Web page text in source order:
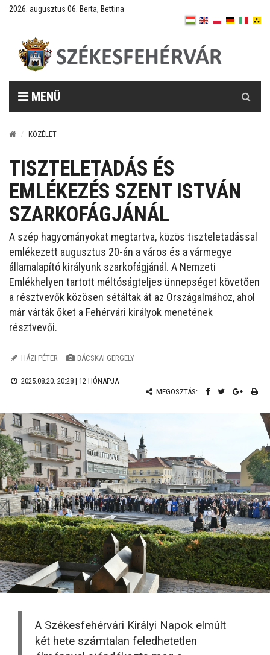
2026. augusztus 06. Berta, Bettina
MENÜ
KÖZÉLET
TISZTELETADÁS ÉS
EMLÉKEZÉS SZENT ISTVÁN
SZARKOFÁGJÁNÁL
A szép hagyományokat megtartva, közös tiszteletadással
emlékezett augusztus 20-án a város és a vármegye
államalapító királyunk szarkofágjánál. A Nemzeti
Emlékhelyen tartott méltóságteljes ünnepséget követően
a résztvevők közösen sétáltak át az Országalmához, ahol
már várták őket a Fehérvári királyok menetének
résztvevői.
HÁZI PÉTER BÁCSKAI GERGELY
2025.08.20. 20:28 | 12 HÓNAPJA
MEGOSZTÁS:
A Székesfehérvári Királyi Napok elmúlt
két hete számtalan feledhetetlen